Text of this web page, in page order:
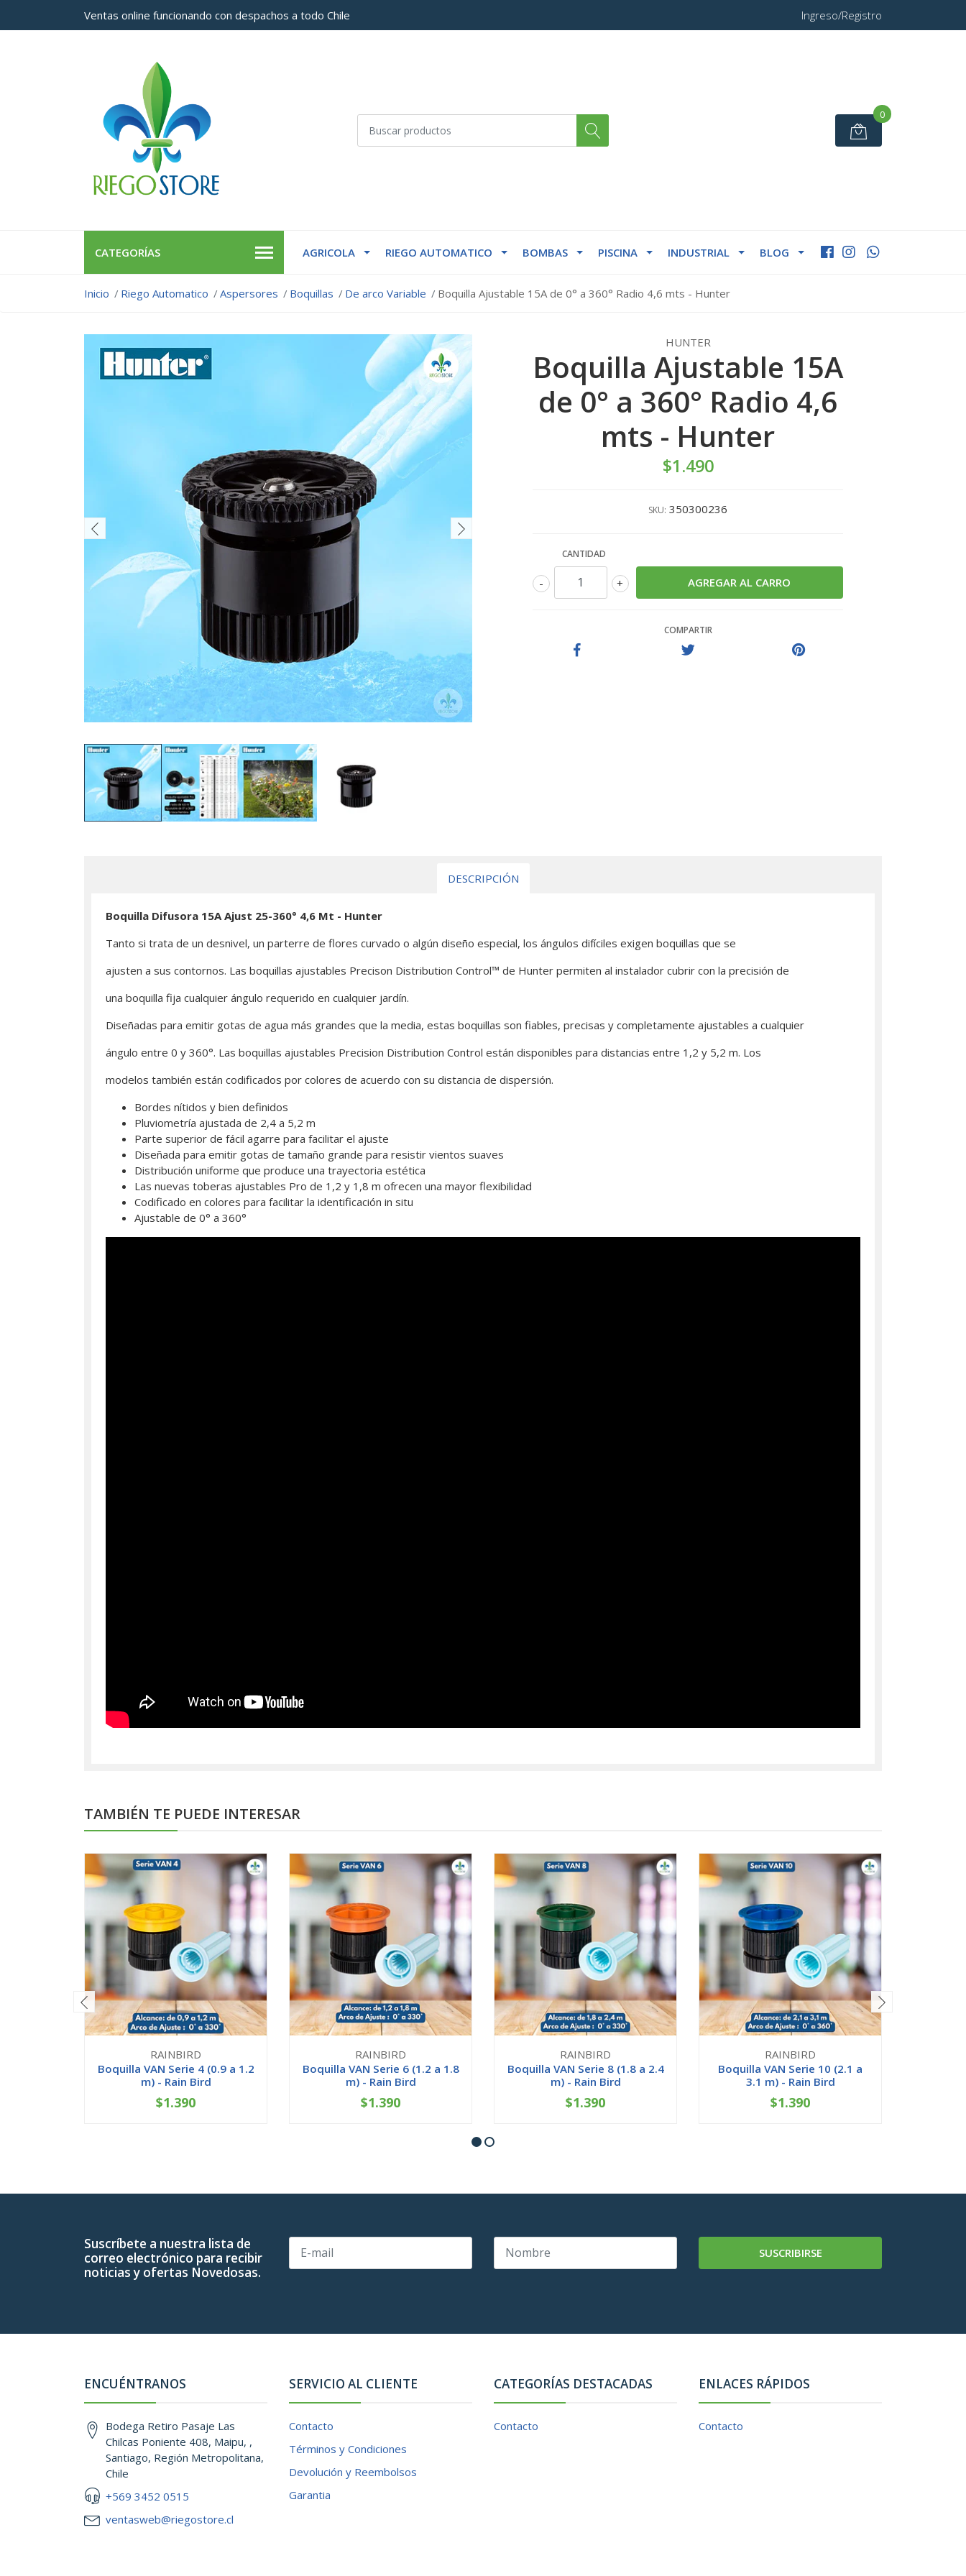
Ventas online funcionando con despachos a todo Chile Ingreso/Registro
0
CATEGORÍAS AGRICOLA RIEGO AUTOMATICO BOMBAS PISCINA INDUSTRIAL BLOG
Inicio Riego Automatico Aspersores Boquillas De arco Variable Boquilla Ajustable 15A de 0° a 360° Radio 4,6 mts - Hunter
HUNTER
Boquilla Ajustable 15A
de 0° a 360° Radio 4,6
mts - Hunter
$1.490
SKU: 350300236
CANTIDAD
+
-
COMPARTIR
DESCRIPCIÓN
Boquilla Difusora 15A Ajust 25-360° 4,6 Mt - Hunter
Tanto si trata de un desnivel, un parterre de flores curvado o algún diseño especial, los ángulos difíciles exigen boquillas que se
ajusten a sus contornos. Las boquillas ajustables Precison Distribution Control™ de Hunter permiten al instalador cubrir con la precisión de
una boquilla fija cualquier ángulo requerido en cualquier jardín.
Diseñadas para emitir gotas de agua más grandes que la media, estas boquillas son fiables, precisas y completamente ajustables a cualquier
ángulo entre 0 y 360°. Las boquillas ajustables Precision Distribution Control están disponibles para distancias entre 1,2 y 5,2 m. Los
modelos también están codificados por colores de acuerdo con su distancia de dispersión.
Bordes nítidos y bien definidos
Pluviometría ajustada de 2,4 a 5,2 m
Parte superior de fácil agarre para facilitar el ajuste
Diseñada para emitir gotas de tamaño grande para resistir vientos suaves
Distribución uniforme que produce una trayectoria estética
Las nuevas toberas ajustables Pro de 1,2 y 1,8 m ofrecen una mayor flexibilidad
Codificado en colores para facilitar la identificación in situ
Ajustable de 0° a 360°
TAMBIÉN TE PUEDE INTERESAR
RAINBIRD
Boquilla VAN Serie 4 (0.9 a 1.2
m) - Rain Bird
+
$1.390
RAINBIRD
Boquilla VAN Serie 6 (1.2 a 1.8
m) - Rain Bird
+
$1.390
RAINBIRD
Boquilla VAN Serie 8 (1.8 a 2.4
m) - Rain Bird
+
$1.390
RAINBIRD
Boquilla VAN Serie 10 (2.1 a
3.1 m) - Rain Bird
+
$1.390
Suscríbete a nuestra lista de
correo electrónico para recibir
noticias y ofertas Novedosas.
SUSCRIBIRSE
ENCUÉNTRANOS
Bodega Retiro Pasaje Las
Chilcas Poniente 408, Maipu, ,
Santiago, Región Metropolitana,
Chile
+569 3452 0515
ventasweb@riegostore.cl
SERVICIO AL CLIENTE
Contacto
Términos y Condiciones
Devolución y Reembolsos
Garantia
CATEGORÍAS DESTACADAS
Contacto
ENLACES RÁPIDOS
Contacto